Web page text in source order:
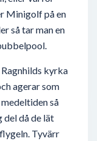
Minigolf på en
så tar man en
kyrka
agerar som
så
del då de lät
Tyvärr